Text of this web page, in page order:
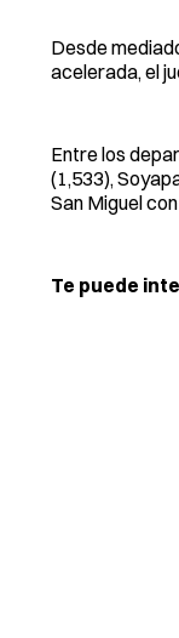
Desde
acelerada, el
Entre los
(1,533),
San Miguel
Te puede